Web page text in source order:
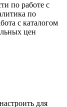
по работе с
по
с каталогом
цен
для